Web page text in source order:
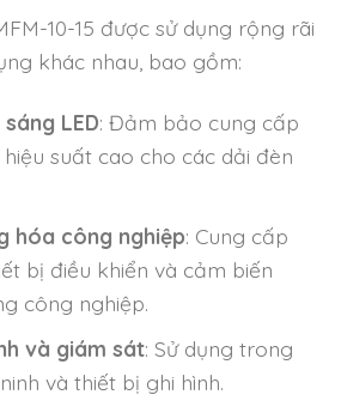
10-15 được sử dụng rộng rãi
khác nhau, bao gồm:
LED: Đảm bảo cung cấp
suất cao cho các dải đèn
hóa công nghiệp: Cung cấp
bị điều khiển và cảm biến
công nghiệp.
và giám sát: Sử dụng trong
và thiết bị ghi hình.